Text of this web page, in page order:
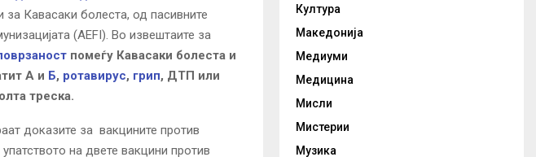
за Кавасаки болеста, од пасивните
(AEFI). Во извештаите за
помеѓу Кавасаки болеста и
А и Б, ротавирус, грип, ДТП или
треска.
доказите за вакцините против
упатството на двете вакцини против
Култура
Македонија
Медиуми
Медицина
Мисли
Мистерии
Музика